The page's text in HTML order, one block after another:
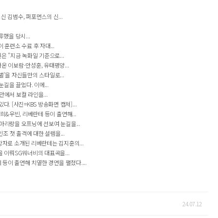
김범수, 퍼포먼스의 신...
했을 당시...
훈련소 수료 후 자대...
"지금 녹화일 기준으로...
이보람-안성훈, 유태평양...
’을 자신들만의 스타일로...
길을 끌었다. 이에...
에서 보컬 라인을...
다. [사진=KBS 방송화면 캡쳐]...
&우빈, 리베란테 등이 출연해...
리랑을 오프닝에 선보여 눈길을...
첫 출격에 대한 설렘을...
로 소개된 리베란테는 김지훈의...
이뤄SG워너비의 대표곡을...
이 출연해 치열한 경연을 펼쳤다....
24.07.12